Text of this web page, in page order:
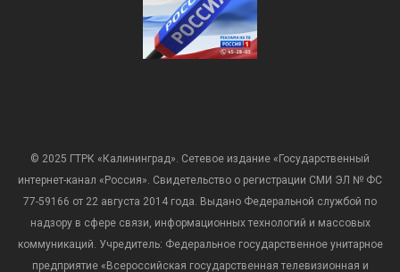
© 2025 ГТРК «Калининград». Сетевое издание «Государственный
интернет-канал «Россия». Свидетельство о регистрации СМИ ЭЛ № ФС
77-59166 от 22 августа 2014 года. Выдано Федеральной службой по
надзору в сфере связи, информационных технологий и массовых
коммуникаций. Учредитель: Федеральное государственное унитарное
предприятие «Всероссийская государственная телевизионная и